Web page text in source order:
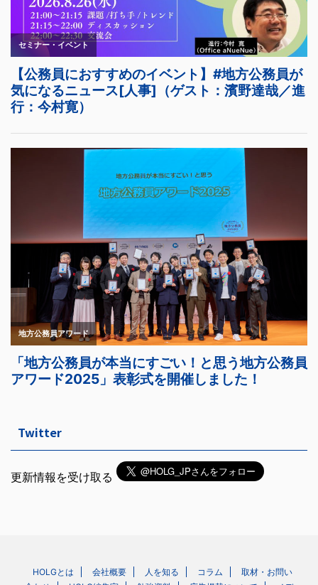
Twitter
更新情報を受け取る
HOLGとは 会社概要 人を知る コラム
取材・お問い